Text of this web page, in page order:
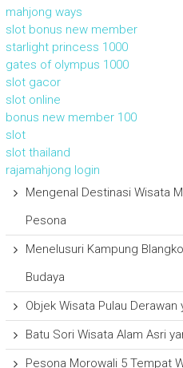
mahjong ways
slot bonus new member
starlight princess 1000
gates of olympus 1000
slot gacor
slot online
bonus new member 100
slot
slot thailand
rajamahjong login
Mengenal Destinasi Wisata
Pesona
Menelusuri Kampung
Budaya
Objek Wisata Pulau Derawan
Batu Sori Wisata Alam Asri
Pesona Morowali 5 Tempat